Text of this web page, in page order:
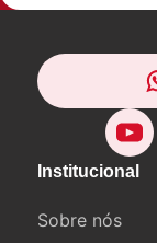
Institucional
Sobre nós